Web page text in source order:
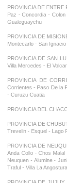
PROVINCIA DE
Paz - Concordia -
Gualeguaychu
PROVINCIA DE
Montecarlo - San
PROVINCIA DE SAN
Villa Mercedes - El
PROVINCIA DE
Corrientes - Paso De la
- Curuzu Cuatia
PROVINCIA DEL
PROVINCIA DE
Trevelin - Esquel - Lago
PROVINCIA DE
Anda Collo - Chos
Neuquen - Alumine -
Traful - Villa La Angostura